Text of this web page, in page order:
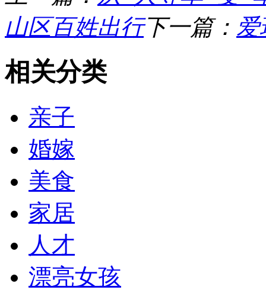
山区百姓出行下一篇： 爱
相关分类
亲子
婚嫁
美食
家居
人才
漂亮女孩